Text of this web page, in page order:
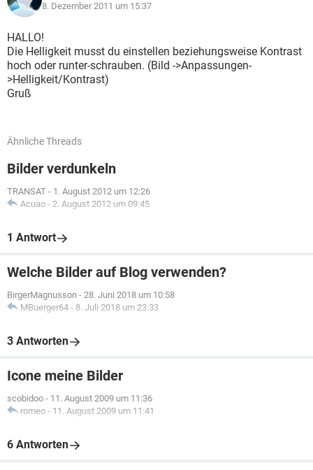
8. Dezember 2011 um 15:37
HALLO!
Die Helligkeit musst du einstellen beziehungsweise Kontrast
hoch oder runter-schrauben. (Bild ->Anpassungen-
>Helligkeit/Kontrast)
Gruß
Ähnliche Threads
Bilder verdunkeln
TRANSAT - 1. August 2012 um 12:26
Acuao - 2. August 2012 um 09:45
1 Antwort
Welche Bilder auf Blog verwenden?
BirgerMagnusson - 28. Juni 2018 um 10:58
MBuerger64 - 8. Juli 2018 um 23:33
3 Antworten
Icone meine Bilder
scobidoo - 11. August 2009 um 11:36
romeo - 11. August 2009 um 11:41
6 Antworten